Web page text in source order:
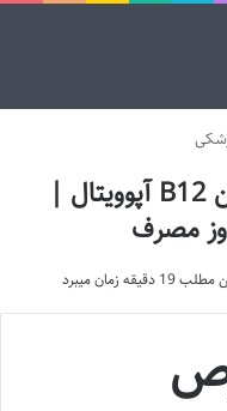
نقد و بررسی قرص ویتامین B12 آپوویتال |
مصرف
زمان میبرد